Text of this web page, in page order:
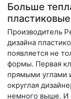
Больше
Производитель
дизайна
появляется не
формы. Первая
прямыми углами
округлая
немного выше. И